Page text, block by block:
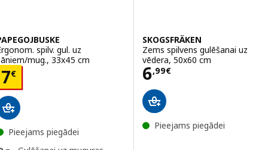
spilv. gul. uz
mug., 33x45 cm
7€ 7€
Pieejams piegādei
SKOGSFRÄKEN
Zems spilvens gulēšanai uz
vēdera, 50x60 cm
6,99€
Cena 6,99€
Pieejams piegādei